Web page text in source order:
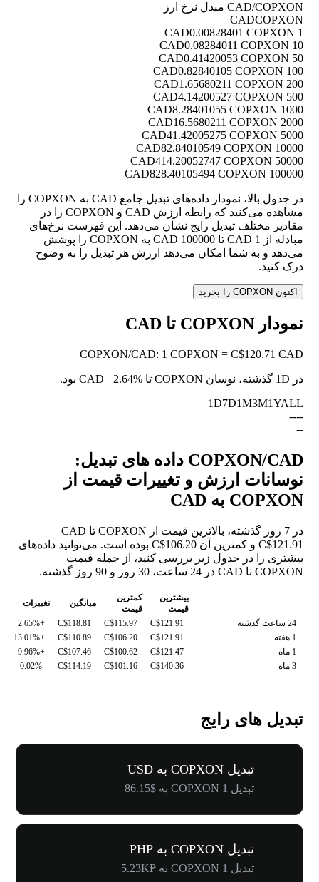
CAD/COPXON مبدل نرخ ارز
CADCOPXON
1 CAD
0.00828401 COPXON
10 CAD
0.08284011 COPXON
50 CAD
0.41420053 COPXON
100 CAD
0.82840105 COPXON
200 CAD
1.65680211 COPXON
500 CAD
4.14200527 COPXON
1000 CAD
8.28401055 COPXON
2000 CAD
16.5680211 COPXON
5000 CAD
41.42005275 COPXON
10000 CAD
82.84010549 COPXON
50000 CAD
414.20052747 COPXON
100000 CAD
828.40105494 COPXON
در جدول بالا، نمودار داده‌های تبدیل جامع CAD به COPXON را
مشاهده می‌کنید که رابطه ارزش CAD و COPXON را در
مقادیر مختلف تبدیل رایج نشان می‌دهد. این فهرست نرخ‌های
مبادله از 1 CAD تا 100000 CAD به COPXON را پوشش
می‌دهد و به شما امکان می‌دهد ارزش هر تبدیل را به وضوح
درک کنید.
اکنون COPXON را بخرید
نمودار COPXON تا CAD
COPXON/CAD: 1 COPXON = C$120.71 CAD
در 1D گذشته، نوسان COPXON تا CAD +2.64%
بود.
1D7D1M3M1YALL
--
--
--
COPXON/CAD داده های تبدیل:
نوسانات ارزش و تغییرات قیمت از
COPXON به CAD
در 7 روز گذشته، بالاترین قیمت از COPXON تا CAD
C$121.91 و کمترین آن C$106.20 بوده است. می‌توانید داده‌های
بیشتری را در جدول زیر بررسی کنید، از جمله قیمت
COPXON تا CAD در 24 ساعت، 30 روز و 90 روز گذشته.
بیشترین
قیمت
کمترین
قیمت
میانگین
تغییرات
24 ساعت گذشته
C$121.91
C$115.97
C$118.81
+2.65%
1 هفته
C$121.91
C$106.20
C$110.89
+13.01%
1 ماه
C$121.47
C$100.62
C$107.46
+9.96%
3 ماه
C$140.36
C$101.16
C$114.19
-0.02%
تبدیل های رایج
تبدیل COPXON به USD
تبدیل 1 COPXON به $86.15
تبدیل COPXON به PHP
تبدیل 1 COPXON به ₱5.23K